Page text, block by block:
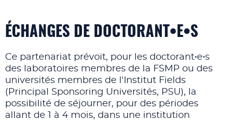
ÉCHANGES DE DOCTORANT•E•S
Ce partenariat prévoit, pour les doctorant•e•s
des laboratoires membres de la FSMP ou des
universités membres de l'Institut Fields
(Principal Sponsoring Universités, PSU), la
possibilité de séjourner, pour des périodes
allant de 1 à 4 mois, dans une institution